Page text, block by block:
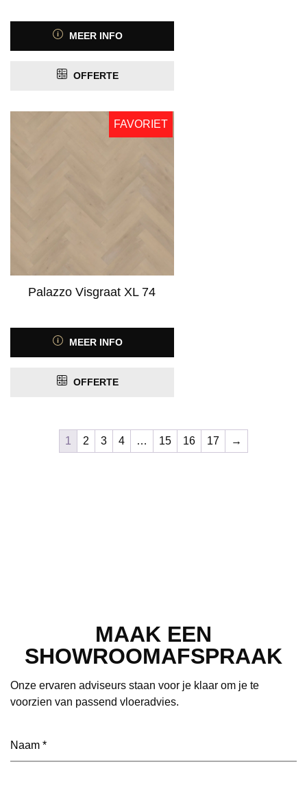
MEER INFO
OFFERTE
FAVORIET
Palazzo Visgraat XL 74
MEER INFO
OFFERTE
1 2 3 4 … 15 16 17 →
MAAK EEN
SHOWROOMAFSPRAAK
Onze ervaren adviseurs staan voor je klaar om je te
voorzien van passend vloeradvies.
Naam (Vereist)